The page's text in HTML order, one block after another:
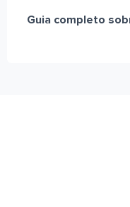
Guia completo